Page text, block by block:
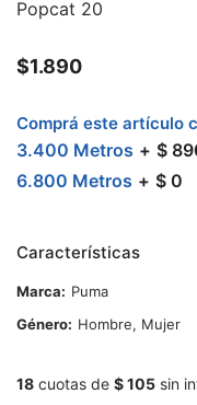
Popcat 20
$1.890
Comprá este artículo
3.400 Metros $
6.800 Metros $ 0
Características
Marca
Puma
Género
Hombre, Mujer
18 cuotas de $ 105 sin